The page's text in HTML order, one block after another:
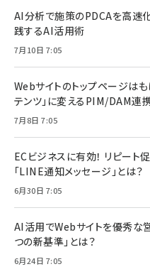
AI分析で施策のPDCAを高速
践するAI活用術
7月10日 7:05
Webサイトのトップページは
テンツ」に変えるPIM/DAM連
7月8日 7:05
ECビジネスに有効！ リピー
「LINE通知メッセージ」とは？
6月30日 7:05
AI活用でWebサイトを優秀な
つの新基準」とは？
6月24日 7:05